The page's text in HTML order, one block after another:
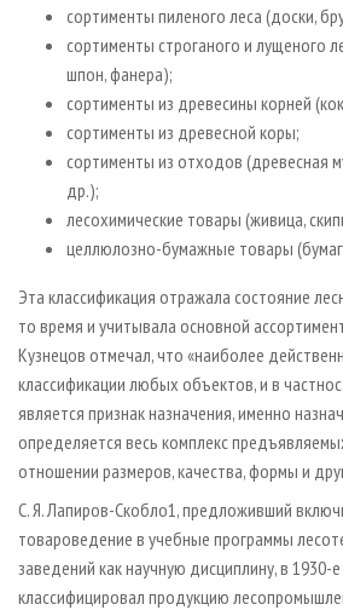
сортименты пиленого леса (доски,
сортименты строганого и лущеного
шпон, фанера);
сортименты из древесины корней
сортименты из древесной коры;
сортименты из отходов (древесная
др.);
лесохимические товары (живица,
целлюлозно-бумажные товары
Эта классификация отражала состояние
то время и учитывала основной
Кузнецов отмечал, что «наиболее
классификации любых объектов, и в
является признак назначения, именно
определяется весь комплекс
отношении размеров, качества, формы и
С. Я. Лапиров-Скобло1, предложивший
товароведение в учебные программы
заведений как научную дисциплину, в 1930-
классифицировал продукцию